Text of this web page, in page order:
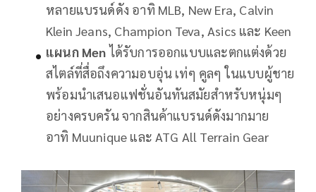
หลายแบรนด์ดัง อาทิ MLB, New Era, Calvin
Klein Jeans, Champion Teva, Asics และ Keen
แผนก Men ได้รับการออกแบบและตกแต่งด้วย
สไตล์ที่สื่อถึงความอบอุ่น เท่ๆ คูลๆ ในแบบผู้ชาย
พร้อมนำเสนอแฟชั่นอันทันสมัยสำหรับหนุ่มๆ
อย่างครบครัน จากสินค้าแบรนด์ดังมากมาย
อาทิ Muunique และ ATG All Terrain Gear